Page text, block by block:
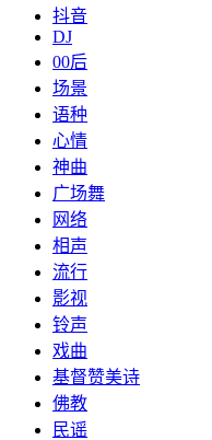
抖音
DJ
00后
场景
语种
心情
神曲
广场舞
网络
相声
流行
影视
铃声
戏曲
基督赞美诗
佛教
民谣